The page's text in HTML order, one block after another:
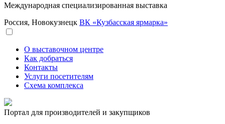
Международная специализированная выставка
Россия, Новокузнецк ВК «Кузбасская ярмарка»
О выставочном центре
Как добраться
Контакты
Услуги посетителям
Схема комплекса
Портал для производителей и закупщиков